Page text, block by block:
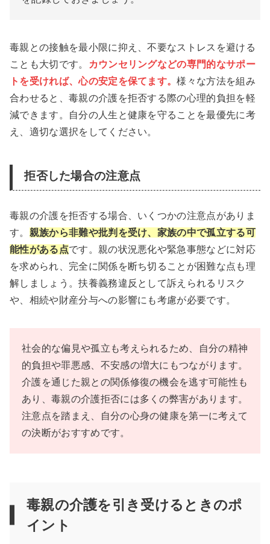
毒親との接触を最小限に抑え、不要なストレスを避ける
ことも大切です。
カウンセリングなどの専門的なサポー
トを受ければ、心の安定を保てます。様々な方法を組み
合わせると、毒親の介護を拒否する際の心理的負担を軽
減できます。自分の人生と健康を守ることを最優先に考
え、適切な選択をしてください。
拒否した場合の注意点
毒親の介護を拒否する場合、いくつかの注意点がありま
す。 親族から非難や批判を受け、家族の中で孤立する可
能性がある点です。親の状況悪化や緊急事態などに対応
を求められ、完全に関係を断ち切ることが困難な点も理
解しましょう。扶養義務違反として訴えられるリスク
や、相続や財産分与への影響にも考慮が必要です。
社会的な偏見や孤立も考えられるため、自分の精神
的負担や罪悪感、不安感の増大にもつながります。
介護を通じた親との関係修復の機会を逃す可能性も
あり、毒親の介護拒否には多くの弊害があります。
注意点を踏まえ、自分の心身の健康を第一に考えて
の決断がおすすめです。
毒親の介護を引き受けるときのポ
イント